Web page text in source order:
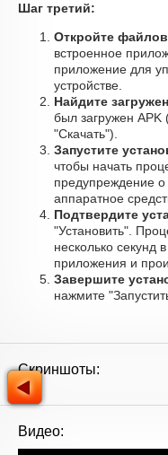
Шаг третий:
Откройте
встроенное
приложение для
устройстве.
Найдите
был загружен APK
"Скачать").
Запустите
чтобы начать
предупреждение о
аппаратное
Подтвердите
"Установить".
несколько секунд
приложения и
Завершите
нажмите
Скриншоты:
Видео: